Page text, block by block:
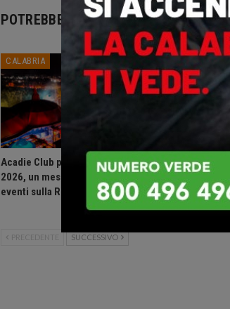
POTREBBE PIACERTI ANCHE
CALABRIA
Acadie Club presenta: Agosto
2026, un mese di grandi
eventi sulla Riviera dei Cedri.
CALABRIA
Consiglio
Calabria approva
assestamento e
bilancio…
PRECEDENTE SUCCESSIVO